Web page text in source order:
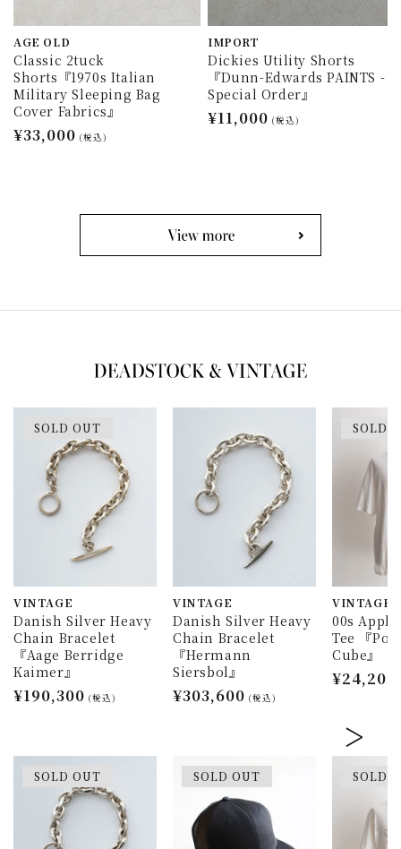
AGE OLD
Classic 2tuck
Shorts『1970s Italian
Military Sleeping Bag
Cover Fabrics』
通
¥33,000 (税込)
IMPORT
Dickies Utility Shorts
『Dunn-Edwards PAINTS -
Special Order』
通
¥11,000 (税込)
SOLD OUT
VINTAGE
Danish Silver Heavy
Chain Bracelet
『Aage Berridge
Kaimer』
通
格
¥190,300 (税込)
SOLD OUT
VINTAGE
Danish Silver Heavy
Chain Bracelet
『Hermann
Siersbol』
通
¥303,600 (税込)
SOLD OUT
SOLD
VINTAGE
00s
Tee 『
Cube』
通
格
¥24,200
SOLD